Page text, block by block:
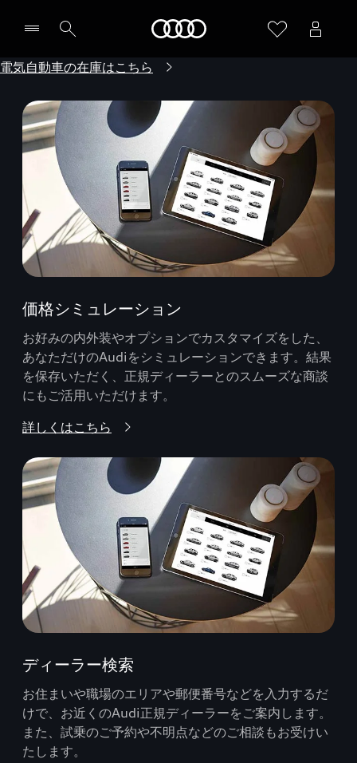
電気自動車の在庫はこちら
価格シミュレーション
お好みの内外装やオプションでカスタマイズをした、
あなただけのAudiをシミュレーションできます。結果
を保存いただく、正規ディーラーとのスムーズな商談
にもご活用いただけます。
詳しくはこちら
ディーラー検索
お住まいや職場のエリアや郵便番号などを入力するだ
けで、お近くのAudi正規ディーラーをご案内します。
また、試乗のご予約や不明点などのご相談もお受けい
たします。